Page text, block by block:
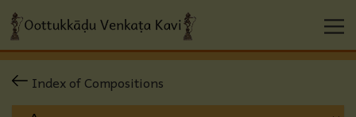
Index of Compositions